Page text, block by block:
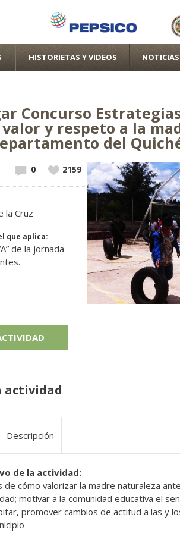
HISTORIETAS Y VIDEOS
aquí
Concurso
y respeto a la
del
2159
Vote
0
la Cruz
que aplica:
de la jornada
actividad
Descripción
de la actividad:
cómo valorizar la madre naturaleza
motivar a la comunidad educativa el
promover cambios de actitud a las y